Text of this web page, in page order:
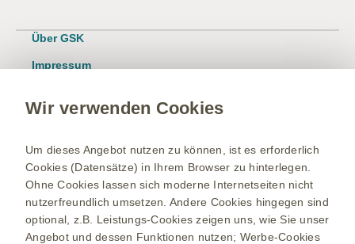
Über GSK
Impressum
Kontakt/Nebenwirkung melden
Newsletter
Bestellservice
Therapiegebiete
Wir verwenden Cookies
Um dieses Angebot nutzen zu können, ist es erforderlich
Cookies (Datensätze) in Ihrem Browser zu hinterlegen.
Ohne Cookies lassen sich moderne Internetseiten nicht
nutzerfreundlich umsetzen. Andere Cookies hingegen sind
optional, z.B. Leistungs-Cookies zeigen uns, wie Sie unser
Angebot und dessen Funktionen nutzen; Werbe-Cookies